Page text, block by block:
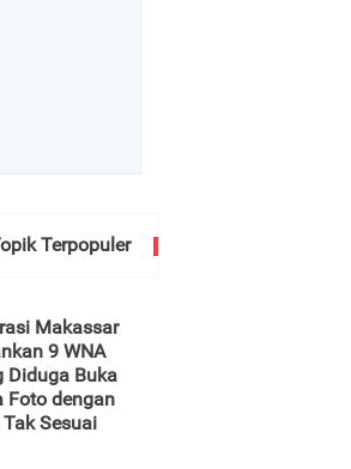
Terpopuler
Makassar
9 WNA
Diduga Buka
Foto dengan
Sesuai